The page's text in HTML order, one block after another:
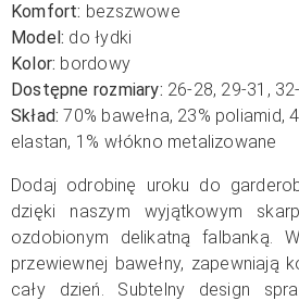
Komfort: bezszwowe
Model: do łydki
Kolor: bordowy
Dostępne rozmiary: 26-28, 29-31,
Skład: 70% bawełna, 23% poliamid,
elastan, 1% włókno metalizowane
Dodaj odrobinę uroku do
dzięki naszym wyjątkowym
ozdobionym delikatną falbanką.
przewiewnej bawełny, zapewniają
cały dzień. Subtelny design